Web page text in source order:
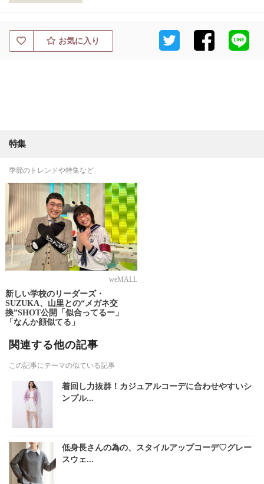
お気に入り
特集
季節のトレンドや特集など
weMALL
新しい学校のリーダーズ・
SUZUKA、山里との“メガネ交
換”SHOT公開「似合ってるー」
「なんか顔似てる」
関連する他の記事
この記事にテーマの似ている記事
着回し力抜群！カジュアルコーデに合わせやすいシ
ンプル...
低身長さんの為の、スタイルアップコーデ♡グレー
スウェ...